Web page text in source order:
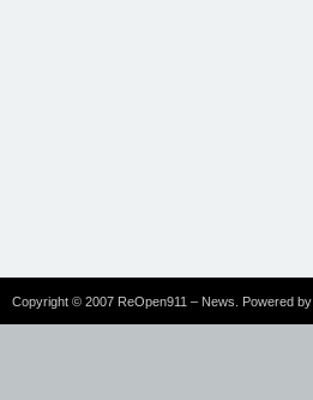
Copyright © 2007 ReOpen911 – News. Powered by